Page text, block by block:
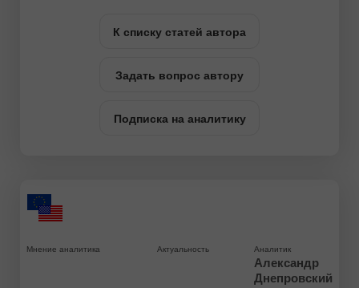
К списку статей автора
Задать вопрос автору
Подписка на аналитику
Мнение аналитика Актуальность Аналитик
Александр
Днепровский